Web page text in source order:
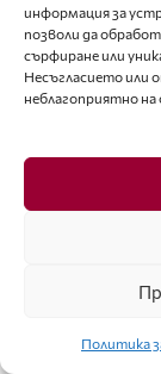
информация за
позволи да
сърфиране или
Несъгласието или
неблагоприятно
Политика
22. и 23.
2007/2008 г.
Фото: ©
лято 2008 г.
Фото: ©
26. – 32.